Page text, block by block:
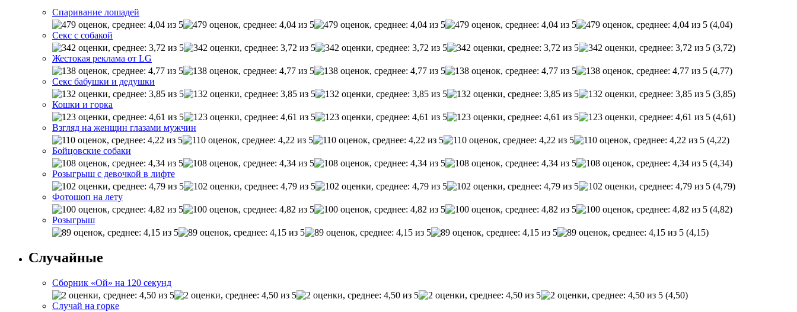
Спаривание лошадей
(4,04)
Секс с собакой
(3,72)
Жестокая реклама от LG
(4,77)
Секс бабушки и дедушки
(3,85)
Кошки и горка
(4,61)
Взгляд на женщин глазами мужчин
(4,22)
Бойцовские собаки
(4,34)
Розыгрыш с девочкой в лифте
(4,79)
Фотошоп на лету
(4,82)
Розыгрыш
(4,15)
Случайные
Сборник «Ой» на 120 секунд
(4,50)
Случай на горке